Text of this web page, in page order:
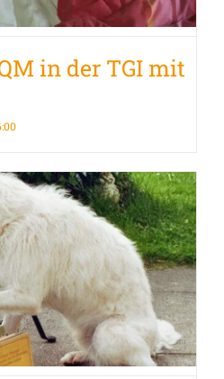
in der TGI mit